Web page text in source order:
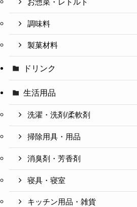
お惣菜・レトルト
調味料
製菓材料
ドリンク
生活用品
洗濯・洗剤/柔軟剤
掃除用具・用品
消臭剤・芳香剤
寝具・寝室
キッチン用品・雑貨